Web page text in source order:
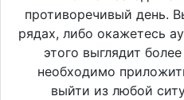
противоречивый день.
рядах, либо окажетесь
этого выглядит
необходимо
выйти из любой